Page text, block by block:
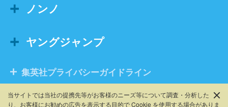
当サイトでは当社の提携先等がお客様のニーズ等について調査・分析した
り、お客様にお勧めの広告を表⽰する⽬的で Cookie を使⽤する場合がありま
ノンノ
ヤングジャンプ
集英社プライバシーガイドライン